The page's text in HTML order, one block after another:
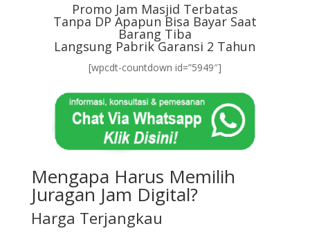
Promo Jam Masjid Terbatas
Tanpa DP Apapun Bisa Bayar Saat
Barang Tiba
Langsung Pabrik Garansi 2 Tahun
[wpcdt-countdown id=”5949″]
Mengapa Harus Memilih
Juragan Jam Digital?
Harga Terjangkau